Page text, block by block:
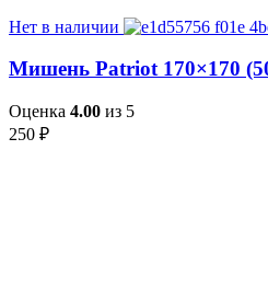
Нет в наличии
Мишень Patriot 170×170
Оценка 4.00 из 5
250 ₽